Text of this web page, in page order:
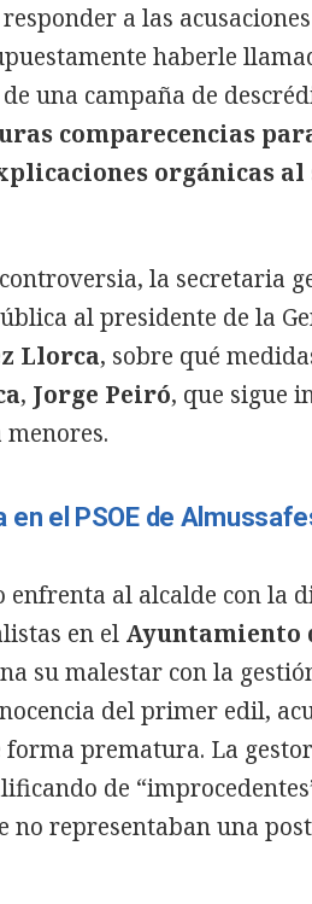
a las
haberle
una campaña de
comparecencias
orgánicas al
la secretaria
al presidente de la
Llorca, sobre qué
, Jorge Peiró, que sigue
menores.
en el PSOE de
enfrenta al alcalde con la
en el Ayuntamiento
su malestar con la
del primer edil,
forma prematura. La
de
no representaban una